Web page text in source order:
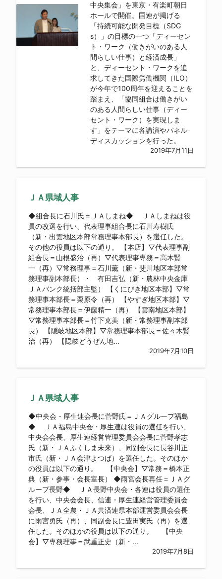
中央集会」を東京・有楽町朝日
ホールで開催。国連が掲げる
「持続可能な開発目標（SDG
s）」の目標の一つ「ディーセン
ト・ワーク（働きがいのある人
間らしい仕事）と経済成長」
と、ディーセント・ワークを追
求してきた国際労働機関（ILO）
が今年で100周年を迎えることを
踏まえ、「協同組合は働きがい
のある人間らしい仕事（ディー
セント・ワーク）を実現しま
す」をテーマに各講演やパネル
ディスカッションを行った。
2019年7月11日
ＪＡ県域人事
◆組合長に石川氏＝ＪＡしまね◆ ＪＡしまねは役
員の改選を行い、代表理事組合長に石川寿樹氏
（新・出雲地区本部常務理事本部長）を選任した。
その他の役員は以下の通り。 【本店】▽代表理事副
組合長＝山根盛治（再）▽代表理事専務＝高木賢
一（再）▽常務理事＝石川薫（新・斐川地区本部常
務理事副本部長）・ 有田吉弘（新・農林中央金庫
ＪＡバンク統括部主監） 【くにびき地区本部】▽常
務理事本部長＝栗原令（再） 【やすぎ地区本部】▽
常務理事本部長＝伊藤精一（再） 【雲南地区本部】
▽常務理事本部長＝竹下克美（新・常務理事副本部
長） 【隠岐地区本部】▽常務理事本部長＝佐々木賢
治（再） 【隠岐どうぜん地...
2019年7月10日
ＪＡ県域人事
◆中央会・厚生連会長に菅野氏＝ＪＡグループ福島
◆ ＪＡ福島中央会・厚生連は役員の選任を行い、
中央会会長、厚生連経営管理委員会会長に菅野孝志
氏（新・ＪＡふくしま未来）、同副会長に長谷川正
市氏（新・ＪＡ会津よつば）を選任した。そのほか
の役員は以下の通り。 【中央会】▽常務＝橋本正
典（新・参事・会長室長） ◆雨宮会長再任＝ＪＡグ
ループ長野◆ ＪＡ長野中央会・各連は役員の選任
を行い、中央会会長、信連・厚生連経営管理委員会
会長、ＪＡ全農・ＪＡ共済連県本部運営委員会会長
に雨宮勇氏（再）、同副会長に豊田実氏（再）を選
任した。そのほかの役員は以下の通り。 【中央
会】▽専務理事＝武重正史（新・...
2019年7月8日